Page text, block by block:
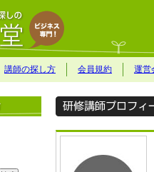
講師の探し方 会員規約 運営